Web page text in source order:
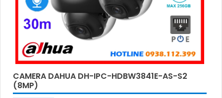
CAMERA DAHUA DH-IPC-HDBW3841E-AS-S2
(8MP)